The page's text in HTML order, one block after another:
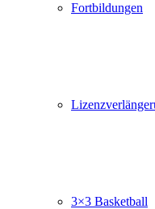
Fortbildungen
3×3 Basketball